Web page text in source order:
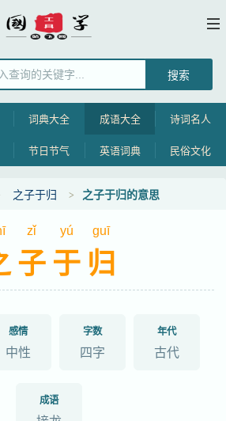
词典大全 成语大全 诗词名人
节日节气 英语词典 民俗文化
之子于归 之子于归的意思
zǐ yú guī
子于归
感情
中性
字数
四字
年代
古代
成语